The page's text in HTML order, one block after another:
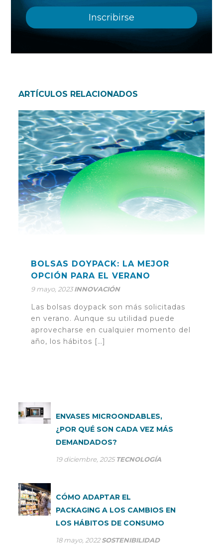
ARTÍCULOS RELACIONADOS
BOLSAS DOYPACK: LA MEJOR
OPCIÓN PARA EL VERANO
9 mayo, 2023 INNOVACIÓN
Las bolsas doypack son más solicitadas
en verano. Aunque su utilidad puede
aprovecharse en cualquier momento del
año, los hábitos […]
ENVASES MICROONDABLES,
¿POR QUÉ SON CADA VEZ MÁS
DEMANDADOS?
19 diciembre, 2025 TECNOLOGÍA
CÓMO ADAPTAR EL
PACKAGING A LOS CAMBIOS EN
LOS HÁBITOS DE CONSUMO
18 mayo, 2022 SOSTENIBILIDAD